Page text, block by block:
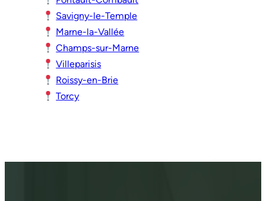
Savigny-le-Temple
Marne-la-Vallée
Champs-sur-Marne
Villeparisis
Roissy-en-Brie
Torcy